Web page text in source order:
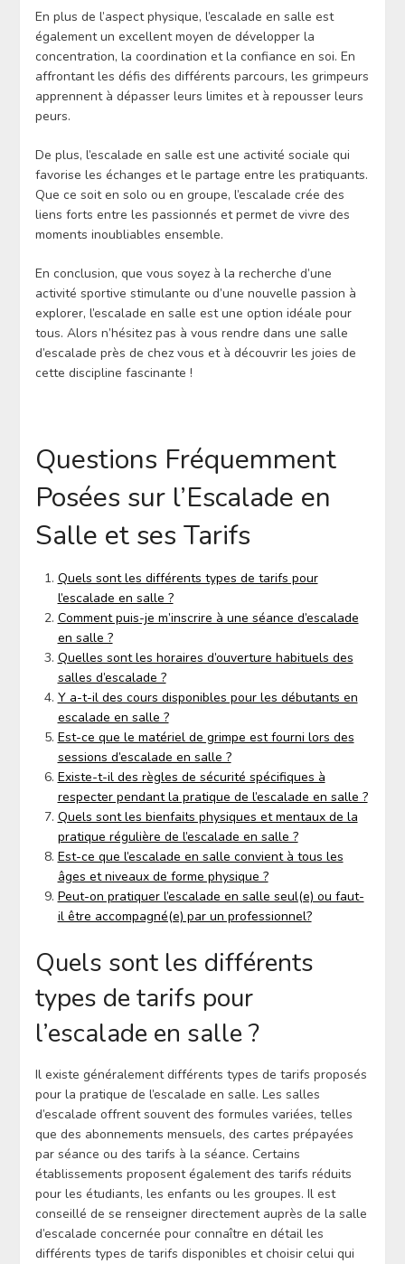
En plus de l’aspect physique, l’escalade en salle est
également un excellent moyen de développer la
concentration, la coordination et la confiance en soi. En
affrontant les défis des différents parcours, les grimpeurs
apprennent à dépasser leurs limites et à repousser leurs
peurs.
De plus, l’escalade en salle est une activité sociale qui
favorise les échanges et le partage entre les pratiquants.
Que ce soit en solo ou en groupe, l’escalade crée des
liens forts entre les passionnés et permet de vivre des
moments inoubliables ensemble.
En conclusion, que vous soyez à la recherche d’une
activité sportive stimulante ou d’une nouvelle passion à
explorer, l’escalade en salle est une option idéale pour
tous. Alors n’hésitez pas à vous rendre dans une salle
d’escalade près de chez vous et à découvrir les joies de
cette discipline fascinante !
Questions Fréquemment
Posées sur l’Escalade en
Salle et ses Tarifs
Quels sont les différents types de tarifs pour
l’escalade en salle ?
Comment puis-je m’inscrire à une séance d’escalade
en salle ?
Quelles sont les horaires d’ouverture habituels des
salles d’escalade ?
Y a-t-il des cours disponibles pour les débutants en
escalade en salle ?
Est-ce que le matériel de grimpe est fourni lors des
sessions d’escalade en salle ?
Existe-t-il des règles de sécurité spécifiques à
respecter pendant la pratique de l’escalade en salle ?
Quels sont les bienfaits physiques et mentaux de la
pratique régulière de l’escalade en salle ?
Est-ce que l’escalade en salle convient à tous les
âges et niveaux de forme physique ?
Peut-on pratiquer l’escalade en salle seul(e) ou faut-
il être accompagné(e) par un professionnel?
Quels sont les différents
types de tarifs pour
l’escalade en salle ?
Il existe généralement différents types de tarifs proposés
pour la pratique de l’escalade en salle. Les salles
d’escalade offrent souvent des formules variées, telles
que des abonnements mensuels, des cartes prépayées
par séance ou des tarifs à la séance. Certains
établissements proposent également des tarifs réduits
pour les étudiants, les enfants ou les groupes. Il est
conseillé de se renseigner directement auprès de la salle
d’escalade concernée pour connaître en détail les
différents types de tarifs disponibles et choisir celui qui